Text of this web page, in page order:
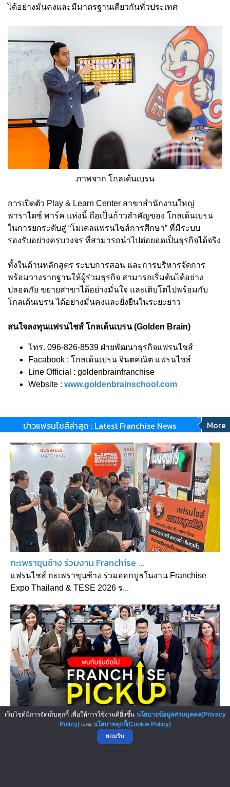
ได้อย่างมั่นคงและมีมาตรฐานเดียวกันทั่วประเทศ
ภาพจาก โกลเด้นเบรน
การเปิดตัว Play & Learn Center สาขาสำนักงานใหญ่
พาราไดซ์ พาร์ค แห่งนี้ ถือเป็นก้าวสำคัญของ โกลเด้นเบรน
ในการยกระดับสู่ “โมเดลแฟรนไชส์การศึกษา” ที่มีระบบ
รองรับอย่างครบวงจร ที่สามารถนำไปต่อยอดเป็นธุรกิจได้จริง
ทั้งในด้านหลักสูตร ระบบการสอน และการบริหารจัดการ
พร้อมวางรากฐานให้ผู้ร่วมธุรกิจ สามารถเริ่มต้นได้อย่าง
ปลอดภัย ขยายสาขาได้อย่างมั่นใจ และเติบโตไปพร้อมกับ
โกลเด้นเบรน ได้อย่างมั่นคงและยั่งยืนในระยะยาว
สนใจลงทุนแฟรนไชส์ โกลเด้นเบรน (Golden Brain)
โทร. 096-826-8539 ฝ่ายพัฒนาธุรกิจแฟรนไชส์
Facabook : โกลเด้นเบรน จินตคณิต แฟรนไชส์
Line Official : goldenbrainfranchise
Website : www.goldenbrainschool.com
ข่าวแฟรนไชส์ล่าสุด : Latest Franchise News More
กะเพราขุนช้าง ร่วมงาน Franchise ...
แฟรนไชส์ กะเพราขุนช้าง ร่วมออกบูธในงาน Franchise
Expo Thailand & TESE 2026 ร...
ไทยแฟรนไชส์เซ็นเตอร์ จัดคอร์สเลื...
ไทยแฟรนไชส์เซ็นเตอร์ จัดอบรมคอร์สเลือกซื้อแฟรนไชส์
เว็บไซต์มีการจัดเก็บคุกกี้ เพื่อให้การใช้งานดียิ่งขึ้น นโยบายข้อมูลส่วนบุคคล(Privacy
Policy)และ นโยบายคุกกี้(Cookie Policy)
ยอมรับ